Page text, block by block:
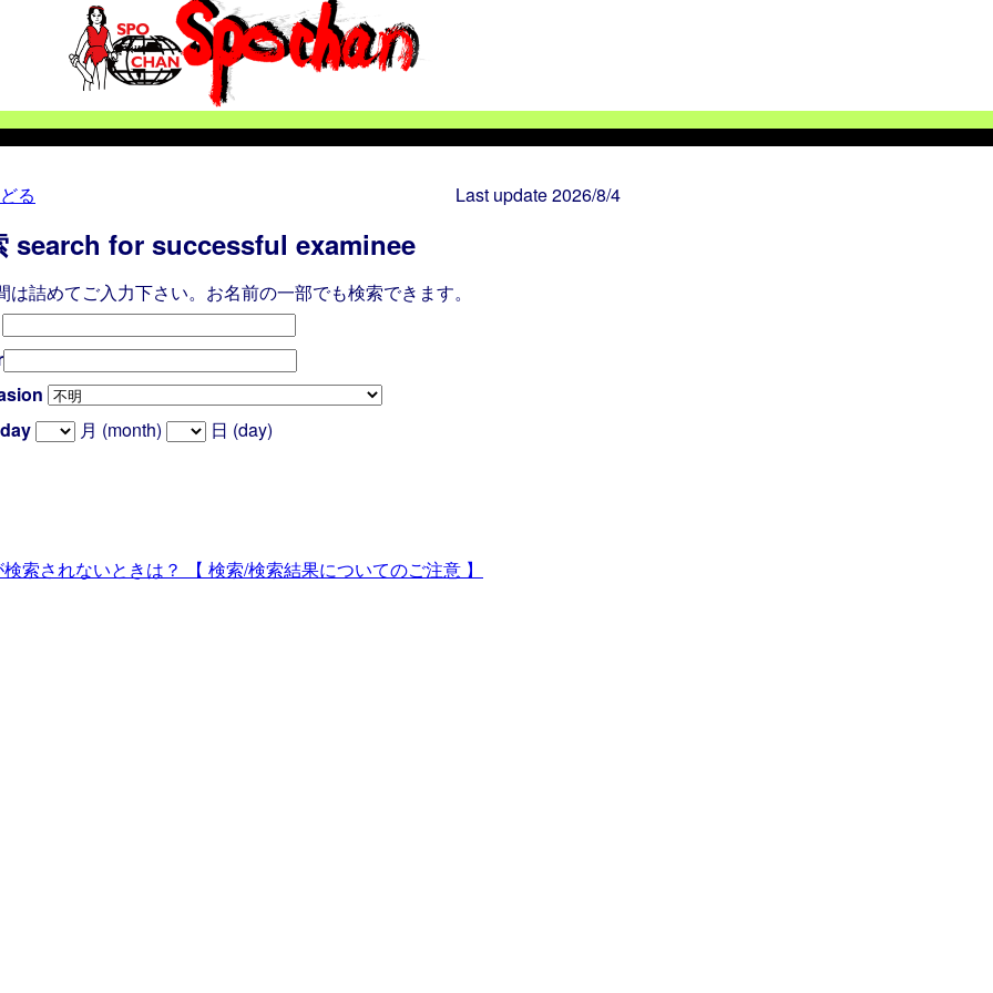
Last update 2026/8/4
る
search for successful examinee
は詰めてご入力下さい。お名前の一部でも検索できます。
月 (month) 日 (day)
索されないときは？ 【 検索/検索結果についてのご注意 】